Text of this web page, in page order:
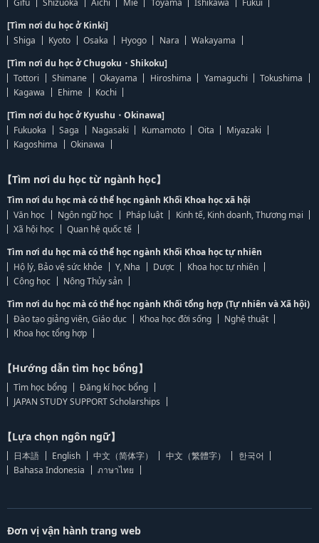
Gifu
Shizuoka Aichi Mie Toyama Ishikawa
Fukui
[Tìm nơi du học ở Kinki]
Shiga
Kyoto Osaka Hyogo Nara
Wakayama
[Tìm nơi du học ở Chugoku・Shikoku]
Tottori
Shimane Okayama Hiroshima Yamaguchi
Tokushima
Kagawa
Ehime
Kochi
[Tìm nơi du học ở Kyushu・Okinawa]
Fukuoka
Saga Nagasaki Kumamoto Oita
Miyazaki
Kagoshima
Okinawa
【Tìm nơi du học từ ngành học】
Tìm nơi du học mà có thể học ngành Khối Khoa học xã hội
Văn học
Ngôn ngữ học Pháp luật
Kinh tế, Kinh doanh, Thương mại
Xã hội học
Quan hệ quốc tế
Tìm nơi du học mà có thể học ngành Khối Khoa học tự nhiên
Hộ lý, Bảo vệ sức khỏe
Y, Nha Dược
Khoa học tự nhiên
Công học
Nông Thủy sản
Tìm nơi du học mà có thể học ngành Khối tổng hợp (Tự nhiên và Xã hội)
Đào tạo giảng viên, Giáo dục
Khoa học đời sống
Nghệ thuật
Khoa học tổng hợp
【Hướng dẫn tìm học bổng】
Tìm học bổng
Đăng kí học bổng
JAPAN STUDY SUPPORT Scholarships
【Lựa chọn ngôn ngữ】
日本語 English 中文（简体字） 中文（繁體字）
한국어
Bahasa Indonesia
ภาษาไทย
Đơn vị vận hành trang web